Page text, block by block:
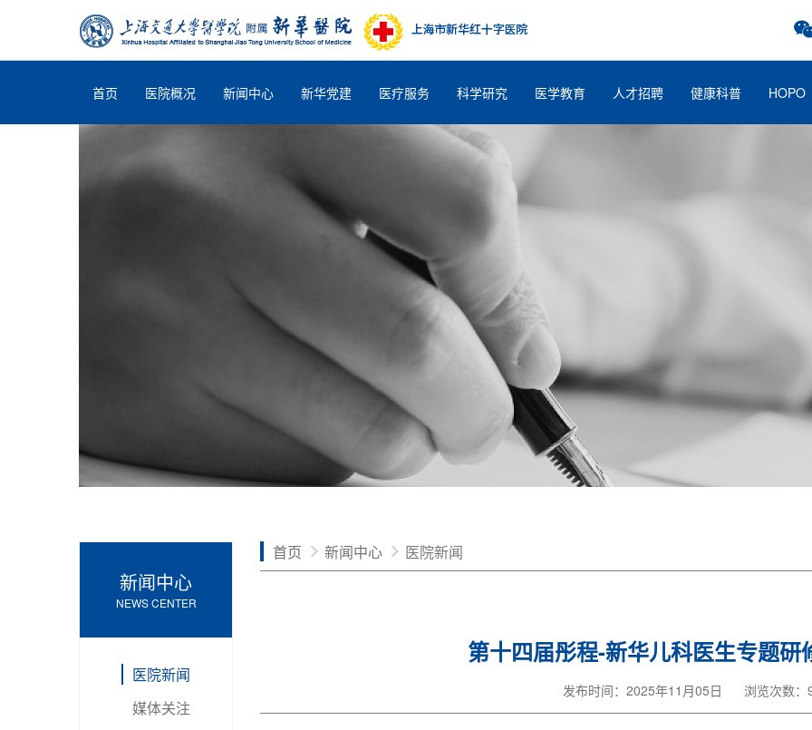
首页 医院概况 新闻中心 新华党建 医疗服务 科学研究 医学教育 人才招聘 健康科普 HOPO
新闻中心
NEWS CENTER
医院新闻
媒体关注
首页 新闻中心 医院新闻
第十四届彤程-新华儿科医生专题研
发布时间：2025年11月05日 浏览次数：